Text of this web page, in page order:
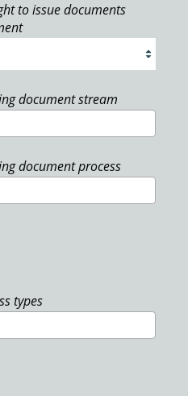
to issue documents
document stream
document process
types